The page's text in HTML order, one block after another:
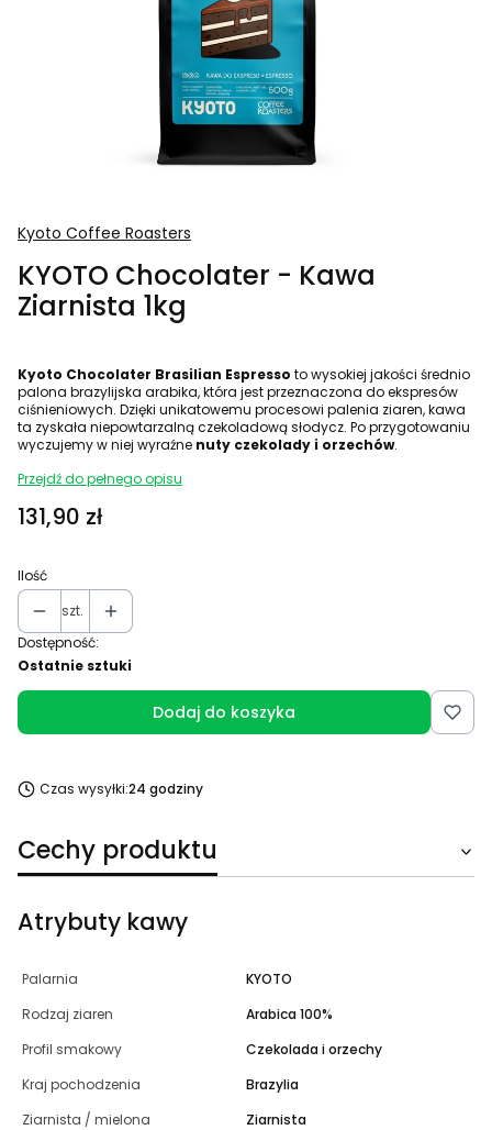
Kyoto Coffee Roasters
KYOTO Chocolater - Kawa
Ziarnista 1kg
Kyoto Chocolater Brasilian Espresso to wysokiej jakości średnio
palona brazylijska arabika, która jest przeznaczona do ekspresów
ciśnieniowych. Dzięki unikatowemu procesowi palenia ziaren, kawa
ta zyskała niepowtarzalną czekoladową słodycz. Po przygotowaniu
wyczujemy w niej wyraźne nuty czekolady i orzechów.
Przejdź do pełnego opisu
Cena
131,90 zł
Ilość
szt.
Dostępność:
Ostatnie sztuki
Dodaj do koszyka
Czas wysyłki:24 godziny
Cechy produktu
Atrybuty kawy
Palarnia
KYOTO
Rodzaj ziaren
Arabica 100%
Profil smakowy
Czekolada i orzechy
Kraj pochodzenia
Brazylia
Ziarnista / mielona
Ziarnista